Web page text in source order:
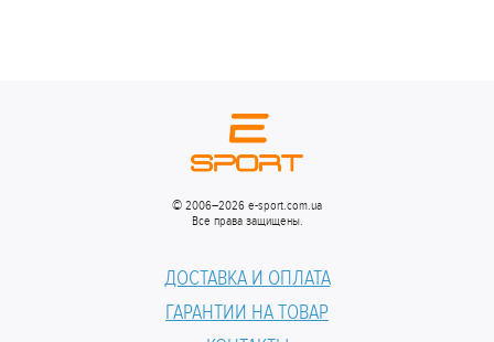
© 2006–2026 e-sport.com.ua
Все права защищены.
ДОСТАВКА И ОПЛАТА
ГАРАНТИИ НА ТОВАР